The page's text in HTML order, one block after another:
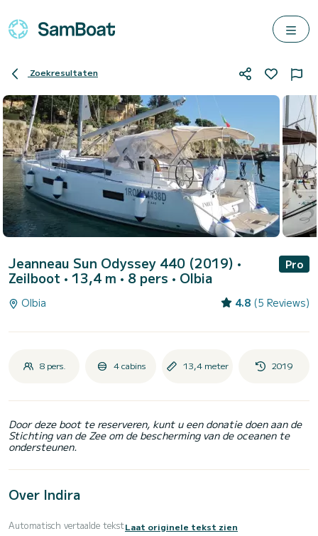
Zoekresultaten
Jeanneau Sun Odyssey 440 (2019) •
Zeilboot • 13,4 m • 8 pers • Olbia
Pro
Olbia 4.8 (5 Reviews)
8 pers. 4 cabins 13,4 meter 2019
Door deze boot te reserveren, kunt u een donatie doen aan de
Stichting van de Zee om de bescherming van de oceanen te
ondersteunen.
Over Indira
Automatisch vertaalde tekstLaat originele tekst zien